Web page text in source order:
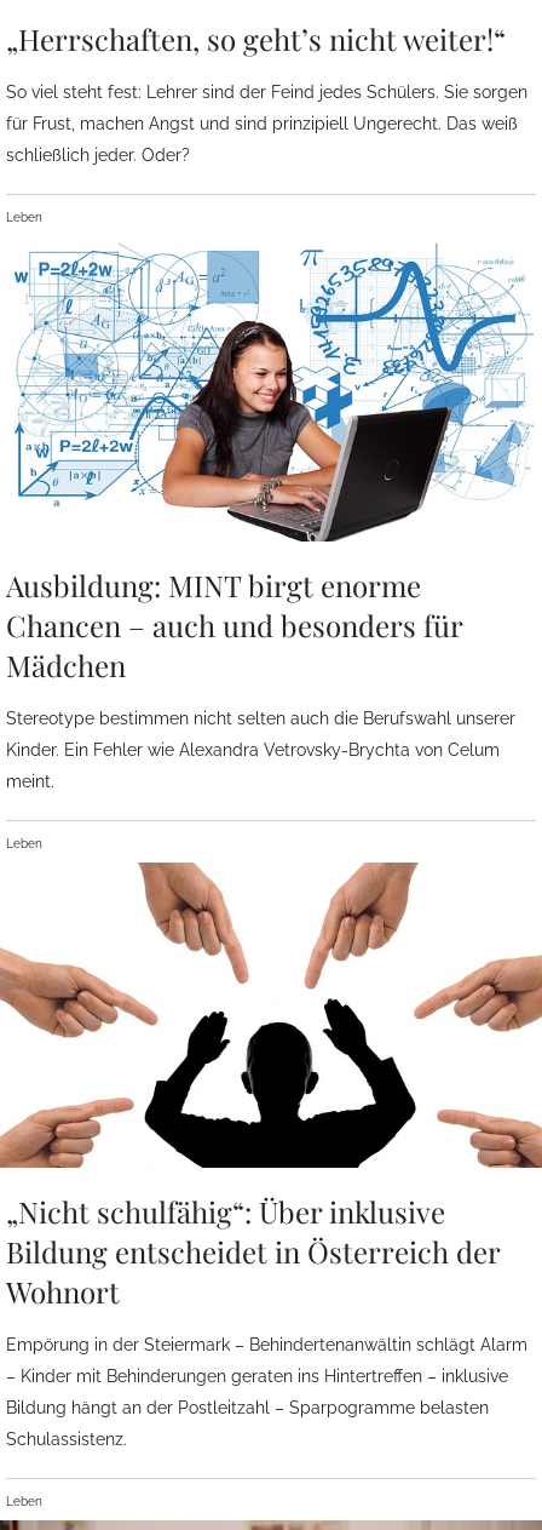
„Herrschaften, so geht’s nicht weiter!“
So viel steht fest: Lehrer sind der Feind jedes Schülers. Sie sorgen
für Frust, machen Angst und sind prinzipiell Ungerecht. Das weiß
schließlich jeder. Oder?
Leben
Ausbildung: MINT birgt enorme
Chancen – auch und besonders für
Mädchen
Stereotype bestimmen nicht selten auch die Berufswahl unserer
Kinder. Ein Fehler wie Alexandra Vetrovsky-Brychta von Celum
meint.
Leben
„Nicht schulfähig“: Über inklusive
Bildung entscheidet in Österreich der
Wohnort
Empörung in der Steiermark – Behindertenanwältin schlägt Alarm
– Kinder mit Behinderungen geraten ins Hintertreffen – inklusive
Bildung hängt an der Postleitzahl – Sparpogramme belasten
Schulassistenz.
Leben